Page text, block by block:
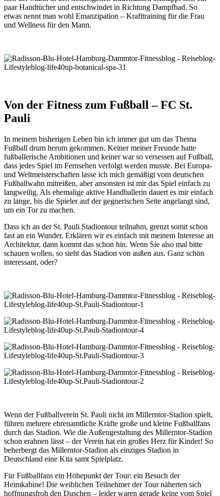
paar Handtücher und entschwindet in Richtung Dampfbad. So
etwas nennt man wohl Emanzipation – Krafttraining für die Frau
und Wellness für den Mann.
Von der Fitness zum Fußball – FC St.
Pauli
In meinem bisherigen Leben bin ich immer gut um das Thema
Fußball drum herum gekommen. Keiner meiner Freunde hatte
fußballerische Ambitionen und keiner war so versessen auf Fußball,
dass jedes Spiel im Fernsehen verfolgt werden musste. Bei Europa-
und Weltmeisterschaften lasse ich mich gemäßigt vom deutschen
Fußballwahn mitreißen, aber ansonsten ist mir das Spiel einfach zu
langweilig. Als ehemalige aktive Handballerin dauert es mir einfach
zu lange, bis die Spieler auf der gegnerischen Seite angelangt sind,
um ein Tor zu machen.
Dass ich an der St. Pauli Stadiontour teilnahm, grenzt somit schon
fast an ein Wunder. Erklären wir es einfach mit meinem Interesse an
Architektur, dann kommt das schon hin. Wenn Sie also mal bitte
schauen wollen, so sieht das Stadion von außen aus. Ganz schön
interessant, oder?
Wenn der Fußballverein St. Pauli nicht im Millerntor-Stadion spielt,
führen mehrere ehrenamtliche Kräfte große und kleine Fußballfans
durch das Stadion. Wie die Außengestaltung des Millerntor-Stadion
schon erahnen lässt – der Verein hat ein großes Herz für Kinder! So
beherbergt das Millerntor-Stadion als einziges Stadion in
Deutschland eine Kita samt Spielplatz.
Für Fußballfans ein Höhepunkt der Tour: ein Besuch der
Heimkabine! Die weiblichen Teilnehmer der Tour näherten sich
hoffnungsfroh den Duschen – leider waren gerade keine vom Spiel